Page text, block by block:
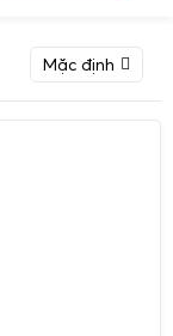
Mặc định